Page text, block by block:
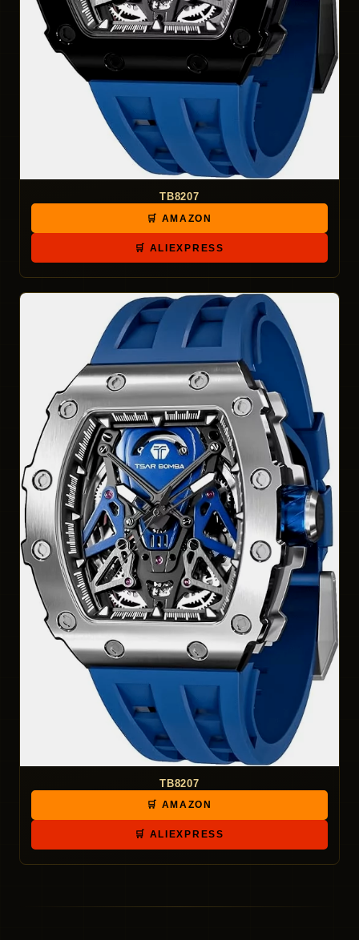
TB8207
🛒 AMAZON
🛒 ALIEXPRESS
TB8207
🛒 AMAZON
🛒 ALIEXPRESS